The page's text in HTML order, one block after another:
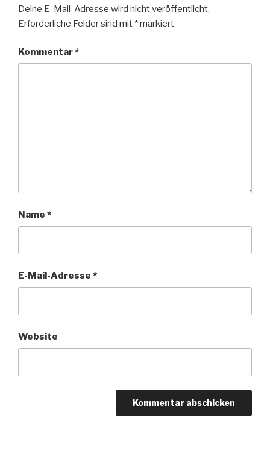
Deine E-Mail-Adresse wird nicht veröffentlicht.
Erforderliche Felder sind mit *markiert
Kommentar*
Name *
E-Mail-Adresse *
Website